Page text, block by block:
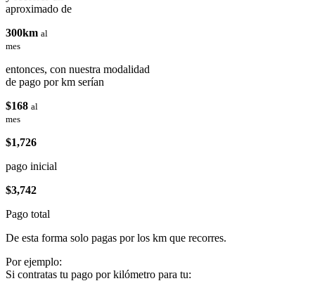
aproximado de
300km al
mes
entonces, con nuestra modalidad
de pago por km serían
$168 al
mes
$1,726
pago inicial
$3,742
Pago total
De esta forma solo pagas por los km que recorres.
Por ejemplo:
Si contratas tu pago por kilómetro para tu: